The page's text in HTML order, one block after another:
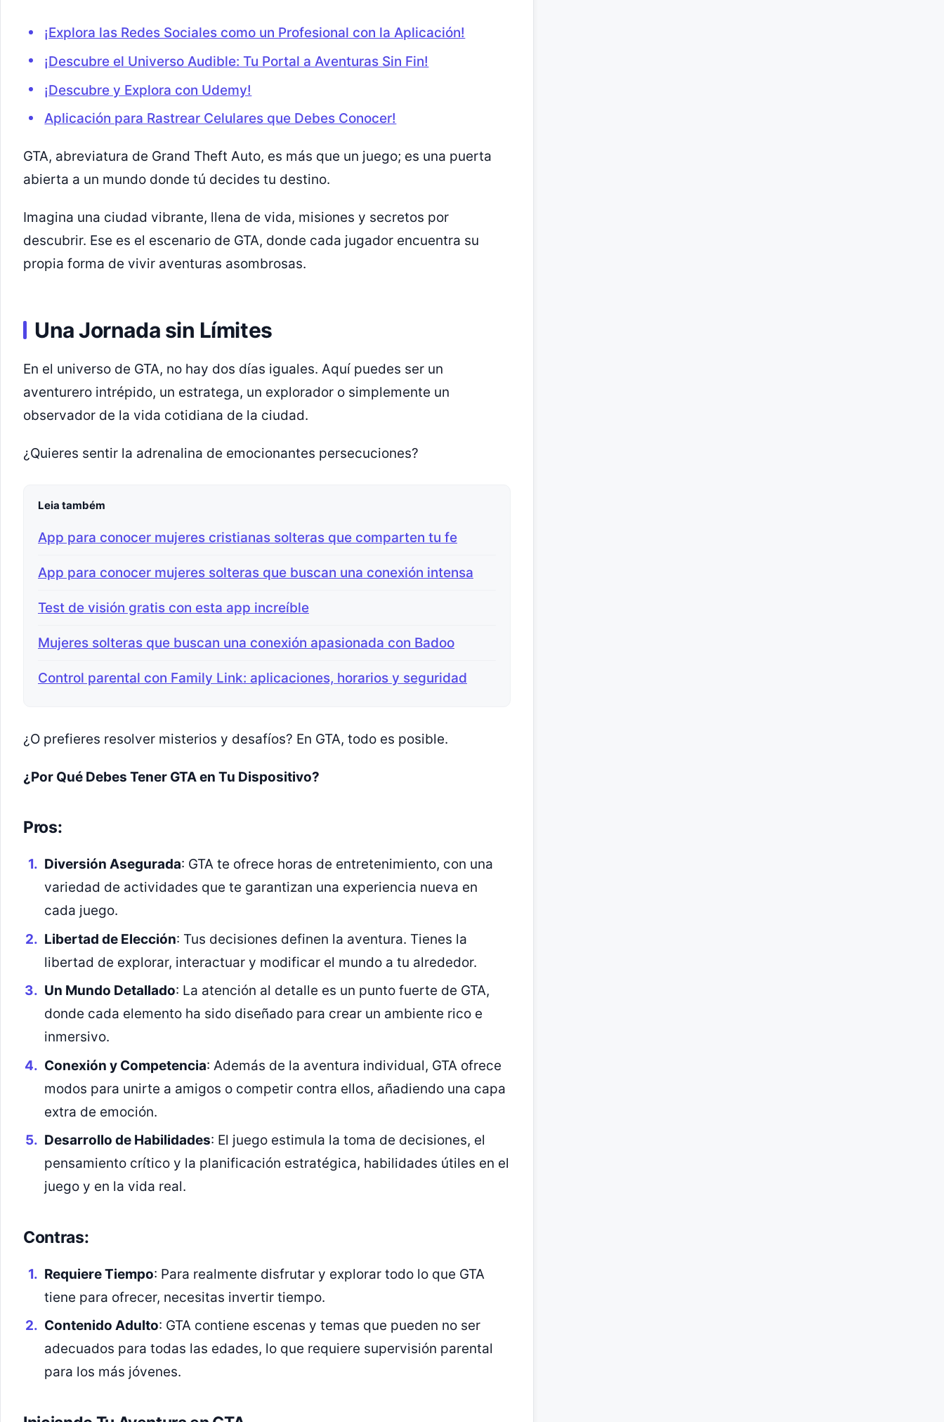
¡Explora las Redes Sociales como un Profesional con la Aplicación!
¡Descubre el Universo Audible: Tu Portal a Aventuras Sin Fin!
¡Descubre y Explora con Udemy!
Aplicación para Rastrear Celulares que Debes Conocer!
GTA, abreviatura de Grand Theft Auto, es más que un juego; es una puerta
abierta a un mundo donde tú decides tu destino.
Imagina una ciudad vibrante, llena de vida, misiones y secretos por
descubrir. Ese es el escenario de GTA, donde cada jugador encuentra su
propia forma de vivir aventuras asombrosas.
Una Jornada sin Límites
En el universo de GTA, no hay dos días iguales. Aquí puedes ser un
aventurero intrépido, un estratega, un explorador o simplemente un
observador de la vida cotidiana de la ciudad.
¿Quieres sentir la adrenalina de emocionantes persecuciones?
Leia também
App para conocer mujeres cristianas solteras que comparten tu fe
App para conocer mujeres solteras que buscan una conexión intensa
Test de visión gratis con esta app increíble
Mujeres solteras que buscan una conexión apasionada con Badoo
Control parental con Family Link: aplicaciones, horarios y seguridad
¿O prefieres resolver misterios y desafíos? En GTA, todo es posible.
¿Por Qué Debes Tener GTA en Tu Dispositivo?
Pros:
Diversión Asegurada: GTA te ofrece horas de entretenimiento, con una
variedad de actividades que te garantizan una experiencia nueva en
cada juego.
Libertad de Elección: Tus decisiones definen la aventura. Tienes la
libertad de explorar, interactuar y modificar el mundo a tu alrededor.
Un Mundo Detallado: La atención al detalle es un punto fuerte de GTA,
donde cada elemento ha sido diseñado para crear un ambiente rico e
inmersivo.
Conexión y Competencia: Además de la aventura individual, GTA ofrece
modos para unirte a amigos o competir contra ellos, añadiendo una capa
extra de emoción.
Desarrollo de Habilidades: El juego estimula la toma de decisiones, el
pensamiento crítico y la planificación estratégica, habilidades útiles en el
juego y en la vida real.
Contras:
Requiere Tiempo: Para realmente disfrutar y explorar todo lo que GTA
tiene para ofrecer, necesitas invertir tiempo.
Contenido Adulto: GTA contiene escenas y temas que pueden no ser
adecuados para todas las edades, lo que requiere supervisión parental
para los más jóvenes.